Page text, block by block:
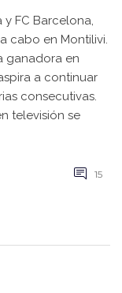
FC Barcelona,
cabo en Montilivi.
ganadora en
a continuar
consecutivas.
televisión se
15